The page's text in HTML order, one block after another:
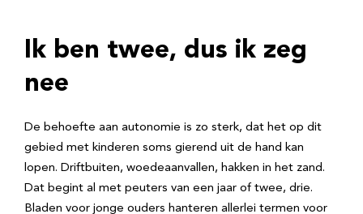
Ik ben twee, dus ik zeg
nee
De behoefte aan autonomie is zo sterk, dat het op dit
gebied met kinderen soms gierend uit de hand kan
lopen. Driftbuiten, woedeaanvallen, hakken in het zand.
Dat begint al met peuters van een jaar of twee, drie.
Bladen voor jonge ouders hanteren allerlei termen voor